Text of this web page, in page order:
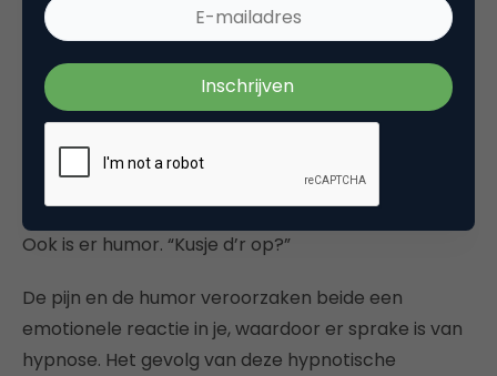
Eerst komt de hypnose: de acteurs doen je geloven
dat je naar een uitglijdende moeder, een
geblesseerde voetballer en een bezeerde
timmerman aan het kijken bent. Als dat geen
hypnose is! Je leeft je in en voelt ook de pijn van de
timmerman die met zijn hamer zijn vinger raakt.
Ook is er humor. “Kusje d’r op?”
De pijn en de humor veroorzaken beide een
emotionele reactie in je, waardoor er sprake is van
hypnose. Het gevolg van deze hypnotische